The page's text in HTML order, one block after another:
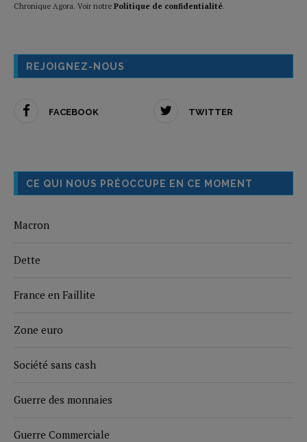
Chronique Agora. Voir notre Politique de confidentialité.
REJOIGNEZ-NOUS
FACEBOOK TWITTER
CE QUI NOUS PRÉOCCUPE EN CE MOMENT
Macron
Dette
France en Faillite
Zone euro
Société sans cash
Guerre des monnaies
Guerre Commerciale